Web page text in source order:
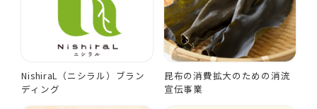
NishiraL（ニシラル）ブラン
ディング
昆布の消費拡大のための消流
宣伝事業